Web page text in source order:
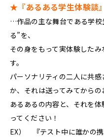
★『あるある学生体験談』
…作品の主な舞台である学
る”を、
その身をもって実体験した
す。
パーソナリティの二人に共
か、 それは送ってみてからの
あるあるの内容と、それを
ってください！
EX） 『テスト中に誰かの